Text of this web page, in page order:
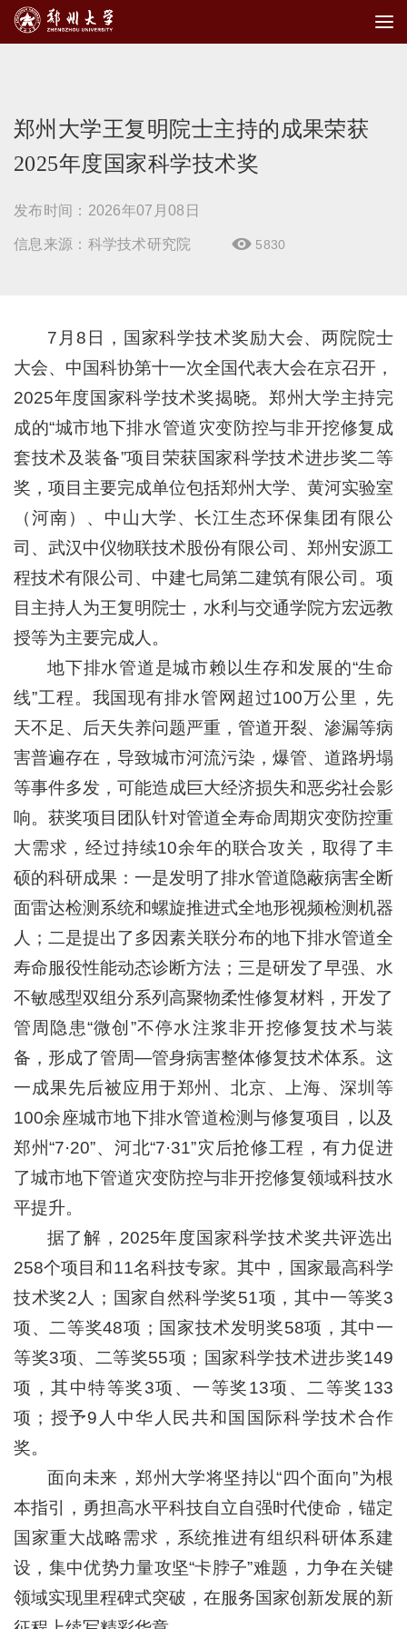
郑州大学王复明院士主持的成果荣获
2025年度国家科学技术奖
发布时间：2026年07月08日
信息来源：科学技术研究院  5830
7月8日，国家科学技术奖励大会、两院院士
大会、中国科协第十一次全国代表大会在京召开，
2025年度国家科学技术奖揭晓。郑州大学主持完
成的“城市地下排水管道灾变防控与非开挖修复成
套技术及装备”项目荣获国家科学技术进步奖二等
奖，项目主要完成单位包括郑州大学、黄河实验室
（河南）、中山大学、长江生态环保集团有限公
司、武汉中仪物联技术股份有限公司、郑州安源工
程技术有限公司、中建七局第二建筑有限公司。项
目主持人为王复明院士，水利与交通学院方宏远教
授等为主要完成人。
地下排水管道是城市赖以生存和发展的“生命
线”工程。我国现有排水管网超过100万公里，先
天不足、后天失养问题严重，管道开裂、渗漏等病
害普遍存在，导致城市河流污染，爆管、道路坍塌
等事件多发，可能造成巨大经济损失和恶劣社会影
响。获奖项目团队针对管道全寿命周期灾变防控重
大需求，经过持续10余年的联合攻关，取得了丰
硕的科研成果：一是发明了排水管道隐蔽病害全断
面雷达检测系统和螺旋推进式全地形视频检测机器
人；二是提出了多因素关联分布的地下排水管道全
寿命服役性能动态诊断方法；三是研发了早强、水
不敏感型双组分系列高聚物柔性修复材料，开发了
管周隐患“微创”不停水注浆非开挖修复技术与装
备，形成了管周—管身病害整体修复技术体系。这
一成果先后被应用于郑州、北京、上海、深圳等
100余座城市地下排水管道检测与修复项目，以及
郑州“7·20”、河北“7·31”灾后抢修工程，有力促进
了城市地下管道灾变防控与非开挖修复领域科技水
平提升。
据了解，2025年度国家科学技术奖共评选出
258个项目和11名科技专家。其中，国家最高科学
技术奖2人；国家自然科学奖51项，其中一等奖3
项、二等奖48项；国家技术发明奖58项，其中一
等奖3项、二等奖55项；国家科学技术进步奖149
项，其中特等奖3项、一等奖13项、二等奖133
项；授予9人中华人民共和国国际科学技术合作
奖。
面向未来，郑州大学将坚持以“四个面向”为根
本指引，勇担高水平科技自立自强时代使命，锚定
国家重大战略需求，系统推进有组织科研体系建
设，集中优势力量攻坚“卡脖子”难题，力争在关键
领域实现里程碑式突破，在服务国家创新发展的新